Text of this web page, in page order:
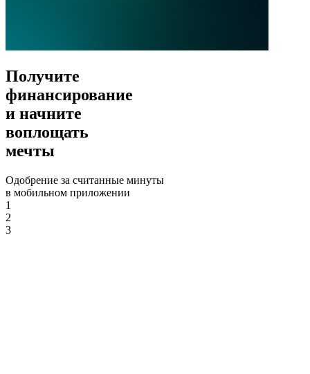
Получите
финансирование
и начните
воплощать
мечты
Одобрение за считанные минуты
в мобильном приложении
1
2
3